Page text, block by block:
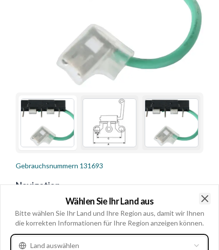
Gebrauchsnummern 131693
Navigation
Volt 200, Amp. 2.5, Außendurchmesser 102.85, Service
AA108, Bemerkungen Gleichrichter mit D+ Konnktoren:
Wählen Sie Ihr Land aus
Bitte wählen Sie Ihr Land und Ihre Region aus, damit wir Ihnen
die korrekten Informationen für Ihre Region anzeigen können.
Land auswählen